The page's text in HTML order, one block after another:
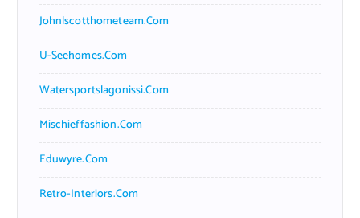
Johnlscotthometeam.com
U-Seehomes.com
Watersportslagonissi.com
Mischieffashion.com
Eduwyre.com
Retro-Interiors.com